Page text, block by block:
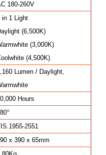
180-260V
in 1 Light
(6,500K)
(3,000K)
(4,500K)
Lumen / Daylight,
Hours
2551
x 390 x 65mm